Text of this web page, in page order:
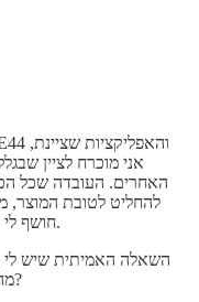
אני מוכרח לציין
האחרים. העובדה שכל
להחליט לטובת המוצר,
חושף לי את כל הקוד, כמו שהכלים האחרים חושפים.
השאלה האמיתית שיש לי
מהמערכות ומשיקים אותו כמוצר מלא ועצמאי?